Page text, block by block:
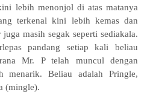
lebih menonjol di atas matanya
terkenal kini lebih kemas dan
masih segak seperti sediakala.
pandang setiap kali beliau
Mr. P telah muncul dengan
menarik. Beliau adalah Pringle,
(mingle).